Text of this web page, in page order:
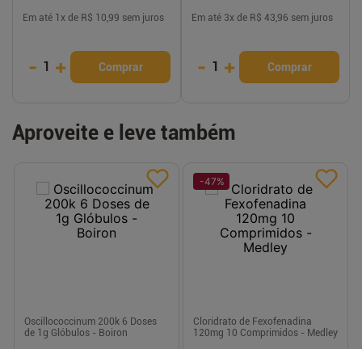
Em até 1 x de R$ 10,99 sem juros
- 1 + Comprar
Em até 3x de R$ 43,96 sem juros
- 1 + Comprar
Aproveite e leve também
Oscillococcinum 200k 6 Doses
de 1g Glóbulos - Boiron
-47%
Cloridrato de Fexofenadina
120mg 10 Comprimidos - Medley